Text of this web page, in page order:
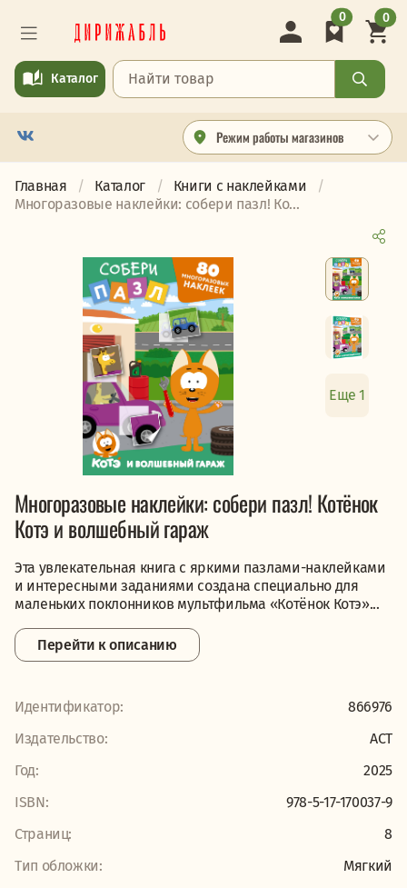
Режим работы магазинов
Каталог
0 0
Главная Каталог
Книги с наклейками
Многоразовые наклейки: собери пазл! Ко...
Еще 1
Многоразовые наклейки: собери пазл! Котёнок
Котэ и волшебный гараж
Эта увлекательная книга с яркими пазлами-наклейками
и интересными заданиями создана специально для
маленьких поклонников мультфильма «Котёнок Котэ»...
Перейти к описанию
Идентификатор:
866976
Издательство:
АСТ
Год:
2025
ISBN:
978-5-17-170037-9
Страниц:
8
Тип обложки:
Мягкий